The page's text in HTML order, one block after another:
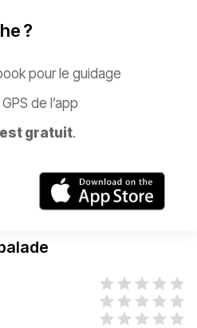
?
pour le guidage
de l’app
gratuit.